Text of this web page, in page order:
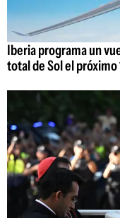
Iberia programa un
total de Sol el próximo